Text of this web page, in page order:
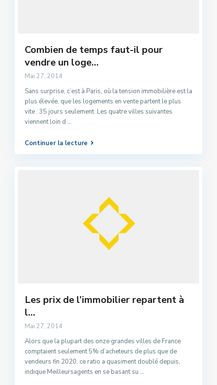
Combien de temps faut-il pour
vendre un loge...
Mai 27, 2014
Sans surprise, c’est à Paris, où la tension immobilière est la
plus élevée, que les logements en vente partent le plus
vite : 35 jours seulement. Les quatre villes suivantes
viennent loin d ...
Continuer la lecture
Les prix de l’immobilier repartent à
l...
Mai 27, 2014
Alors que la plupart des onze grandes villes de France
comptaient seulement 5% d’acheteurs de plus que de
vendeurs fin 2020, ce ratio a quasiment doublé depuis,
indique Meilleursagents en se basant su ...